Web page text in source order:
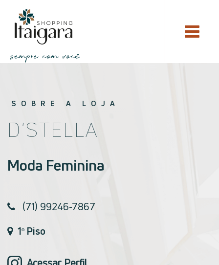
SOBRE A LOJA
D'STELLA
Moda Feminina
(71) 99246-7867
1º Piso